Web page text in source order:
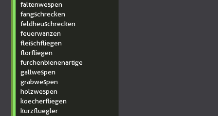
faltenwespen
fangschrecken
feldheuschrecken
feuerwanzen
fleischfliegen
florfliegen
furchenbienenartige
gallwespen
grabwespen
holzwespen
koecherfliegen
kurzfluegler